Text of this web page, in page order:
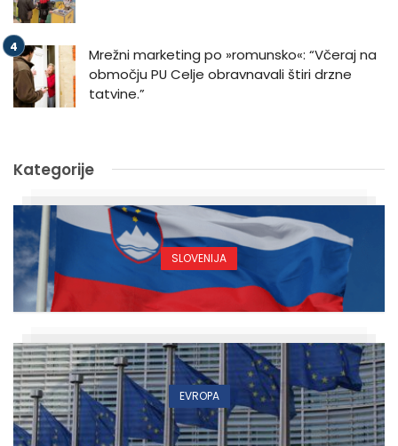
Mrežni marketing po »romunsko«: “Včeraj na
območju PU Celje obravnavali štiri drzne
tatvine.”
Kategorije
SLOVENIJA
EVROPA